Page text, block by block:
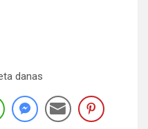
danas